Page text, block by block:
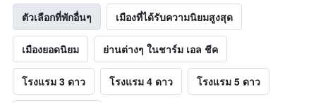
ตัวเลือกที่พักอื่นๆ เมืองที่ได้รับความนิยมสูงสุด
เมืองยอดนิยม ย่านต่างๆ ในชาร์ม เอล ชีค
โรงแรม 3 ดาว โรงแรม 4 ดาว โรงแรม 5 ดาว